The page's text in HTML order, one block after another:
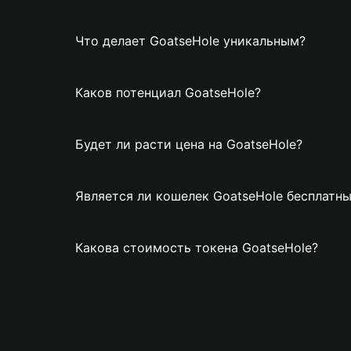
Что делает GoatseHole уникальным?
Каков потенциал GoatseHole?
Будет ли расти цена на GoatseHole?
Является ли кошелек GoatseHole
Какова стоимость токена GoatseHole?